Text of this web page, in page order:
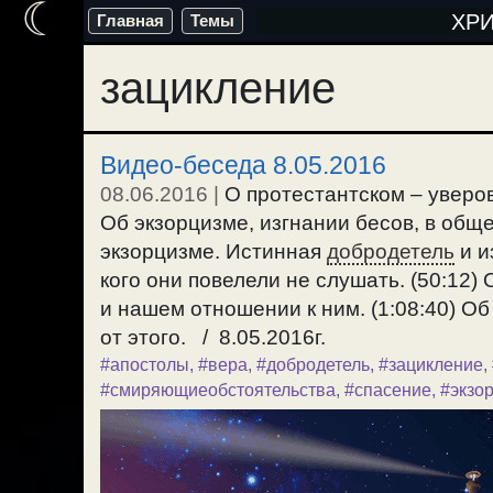
Перейти
содержимому
Главная Темы
зацикление
Видео-беседа 8.05.2016
08.06.2016
О протестантском –
Об экзорцизме, изгнании бесов, в
экзорцизме. Истинная добродетель и
кого они повелели не слушать.
и нашем отношении к ним. (1:08:40)
от этого. / 8.05.2016г.
#апостолы, #вера, #добродетель, #зацикление,
#смиряющиеобстоятельства, #спасение,
☾